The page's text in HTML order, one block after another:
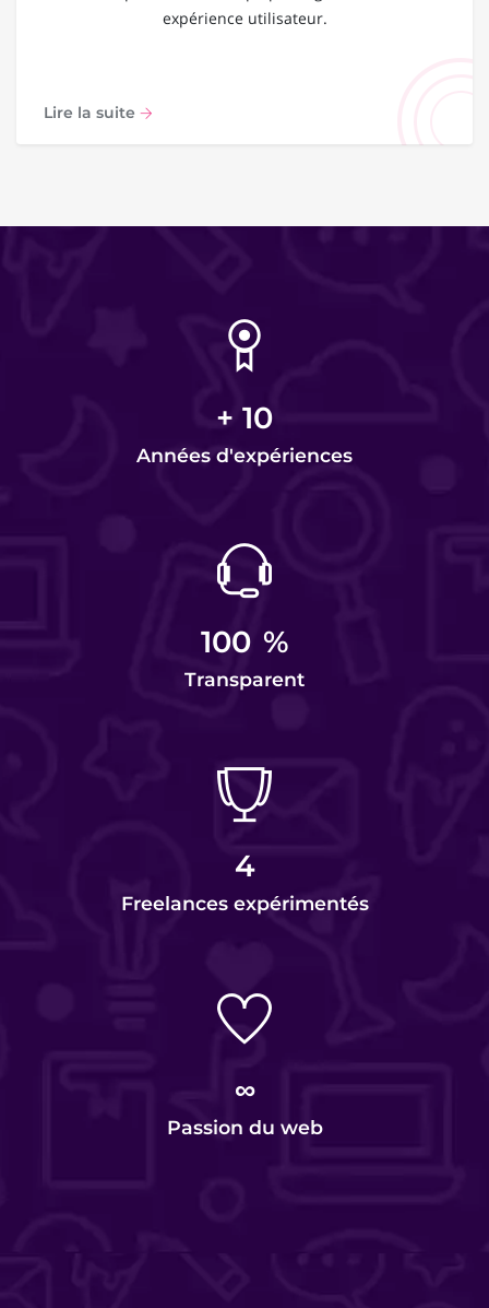
expérience utilisateur.
Lire la suite
+ 10
Années d'expériences
100 %
Transparent
4
Freelances expérimentés
∞
Passion du web